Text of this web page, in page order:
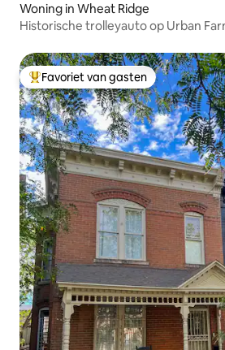
Woning in Wheat Ridge
Historische trolleyauto op Urban
Topfavoriet van gasten
Favoriet van gasten